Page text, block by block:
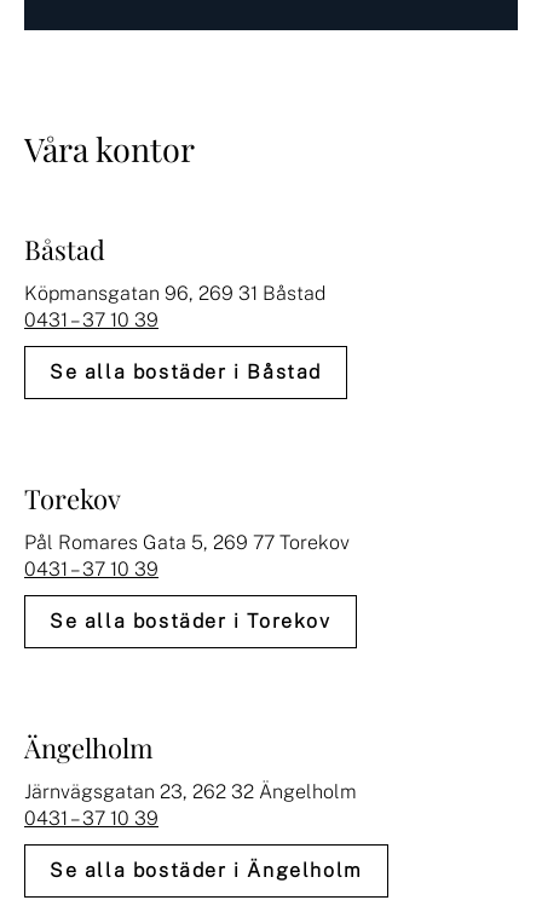
Våra kontor
Båstad
Köpmansgatan 96, 269 31 Båstad
0431 – 37 10 39
Se alla bostäder i Båstad
Torekov
Pål Romares Gata 5, 269 77 Torekov
0431 – 37 10 39
Se alla bostäder i Torekov
Ängelholm
Järnvägsgatan 23, 262 32 Ängelholm
0431 – 37 10 39
Se alla bostäder i Ängelholm